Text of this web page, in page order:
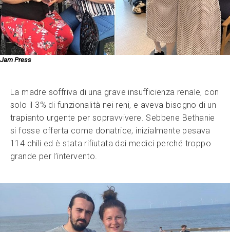
Jam Press
La madre soffriva di una grave insufficienza renale, con
solo il 3% di funzionalità nei reni, e aveva bisogno di un
trapianto urgente per sopravvivere. Sebbene Bethanie
si fosse offerta come donatrice, inizialmente pesava
114 chili ed è stata rifiutata dai medici perché troppo
grande per l’intervento.